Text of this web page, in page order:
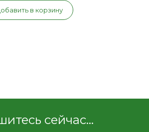
в корзину
сейчас...